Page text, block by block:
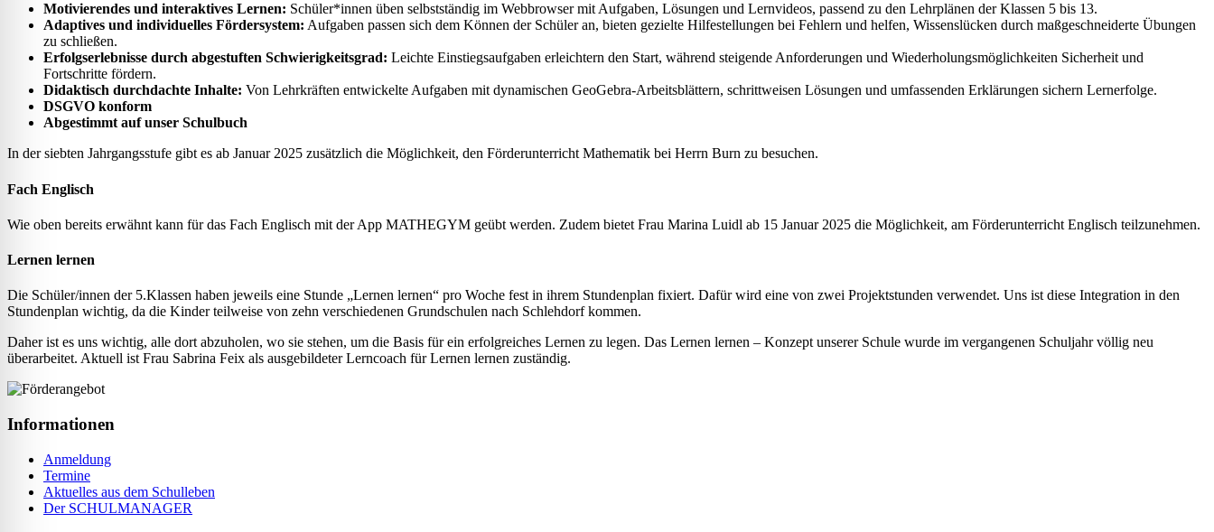
Motivierendes und interaktives Lernen: Schüler*innen üben selbstständig im Webbrowser mit Aufgaben, Lösungen und Lernvideos, passend zu den Lehrplänen der Klassen 5 bis 13.
Adaptives und individuelles Fördersystem: Aufgaben passen sich dem Können der Schüler an, bieten gezielte Hilfestellungen bei Fehlern und helfen, Wissenslücken durch maßgeschneiderte Übungen
zu schließen.
Erfolgserlebnisse durch abgestuften Schwierigkeitsgrad: Leichte Einstiegsaufgaben erleichtern den Start, während steigende Anforderungen und Wiederholungsmöglichkeiten Sicherheit und
Fortschritte fördern.
Didaktisch durchdachte Inhalte: Von Lehrkräften entwickelte Aufgaben mit dynamischen GeoGebra-Arbeitsblättern, schrittweisen Lösungen und umfassenden Erklärungen sichern Lernerfolge.
DSGVO konform
Abgestimmt auf unser Schulbuch
In der siebten Jahrgangsstufe gibt es ab Januar 2025 zusätzlich die Möglichkeit, den Förderunterricht Mathematik bei Herrn Burn zu besuchen.
Fach Englisch
Wie oben bereits erwähnt kann für das Fach Englisch mit der App MATHEGYM geübt werden. Zudem bietet Frau Marina Luidl ab 15 Januar 2025 die Möglichkeit, am Förderunterricht Englisch teilzunehmen.
Lernen lernen
Die Schüler/innen der 5.Klassen haben jeweils eine Stunde „Lernen lernen“ pro Woche fest in ihrem Stundenplan fixiert. Dafür wird eine von zwei Projektstunden verwendet. Uns ist diese Integration in den
Stundenplan wichtig, da die Kinder teilweise von zehn verschiedenen Grundschulen nach Schlehdorf kommen.
Daher ist es uns wichtig, alle dort abzuholen, wo sie stehen, um die Basis für ein erfolgreiches Lernen zu legen. Das Lernen lernen – Konzept unserer Schule wurde im vergangenen Schuljahr völlig neu
überarbeitet. Aktuell ist Frau Sabrina Feix als ausgebildeter Lerncoach für Lernen lernen zuständig.
Informationen
Anmeldung
Termine
Aktuelles aus dem Schulleben
Der SCHULMANAGER